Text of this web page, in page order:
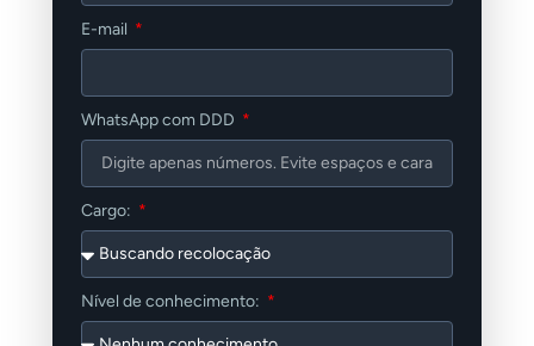
E-mail
WhatsApp com DDD
Cargo:
Nível de conhecimento: